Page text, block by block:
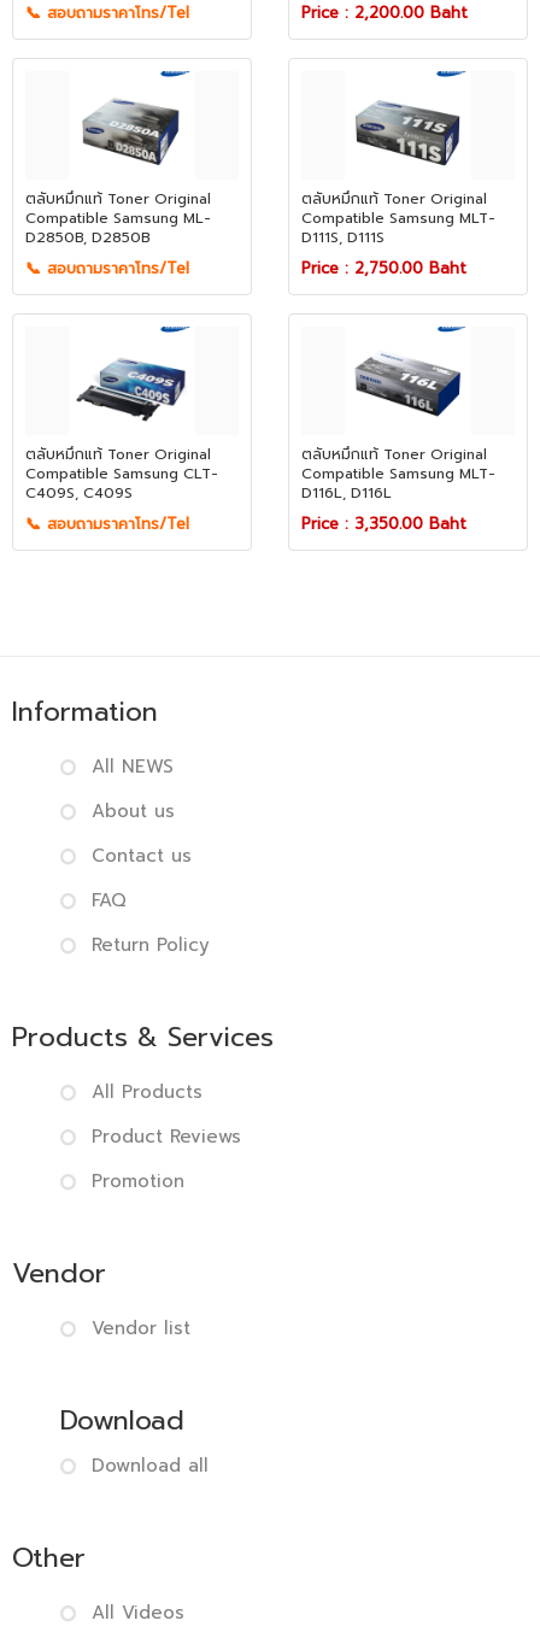
📞 สอบถามราคาโทร/Tel Price : 2,200.00 Baht
ตลับหมึกแท้ Toner Original
Compatible Samsung​​​​​​​ ML-
D2850B, D2850B
📞 สอบถามราคาโทร/Tel
ตลับหมึกแท้ Toner Original
Compatible Samsung​​​​​​​ MLT-
D111S, D111S
Price : 2,750.00 Baht
ตลับหมึกแท้ Toner Original
Compatible Samsung​​​​​​​ CLT-
C409S, C409S
📞 สอบถามราคาโทร/Tel
ตลับหมึกแท้ Toner Original
Compatible Samsung​​​​​​​ MLT-
D116L, D116L
Price : 3,350.00 Baht
Information
All NEWS
About us
Contact us
FAQ
Return Policy
Products & Services
All Products
Product Reviews
Promotion
Vendor
Vendor list
Download
Download all
Other
All Videos